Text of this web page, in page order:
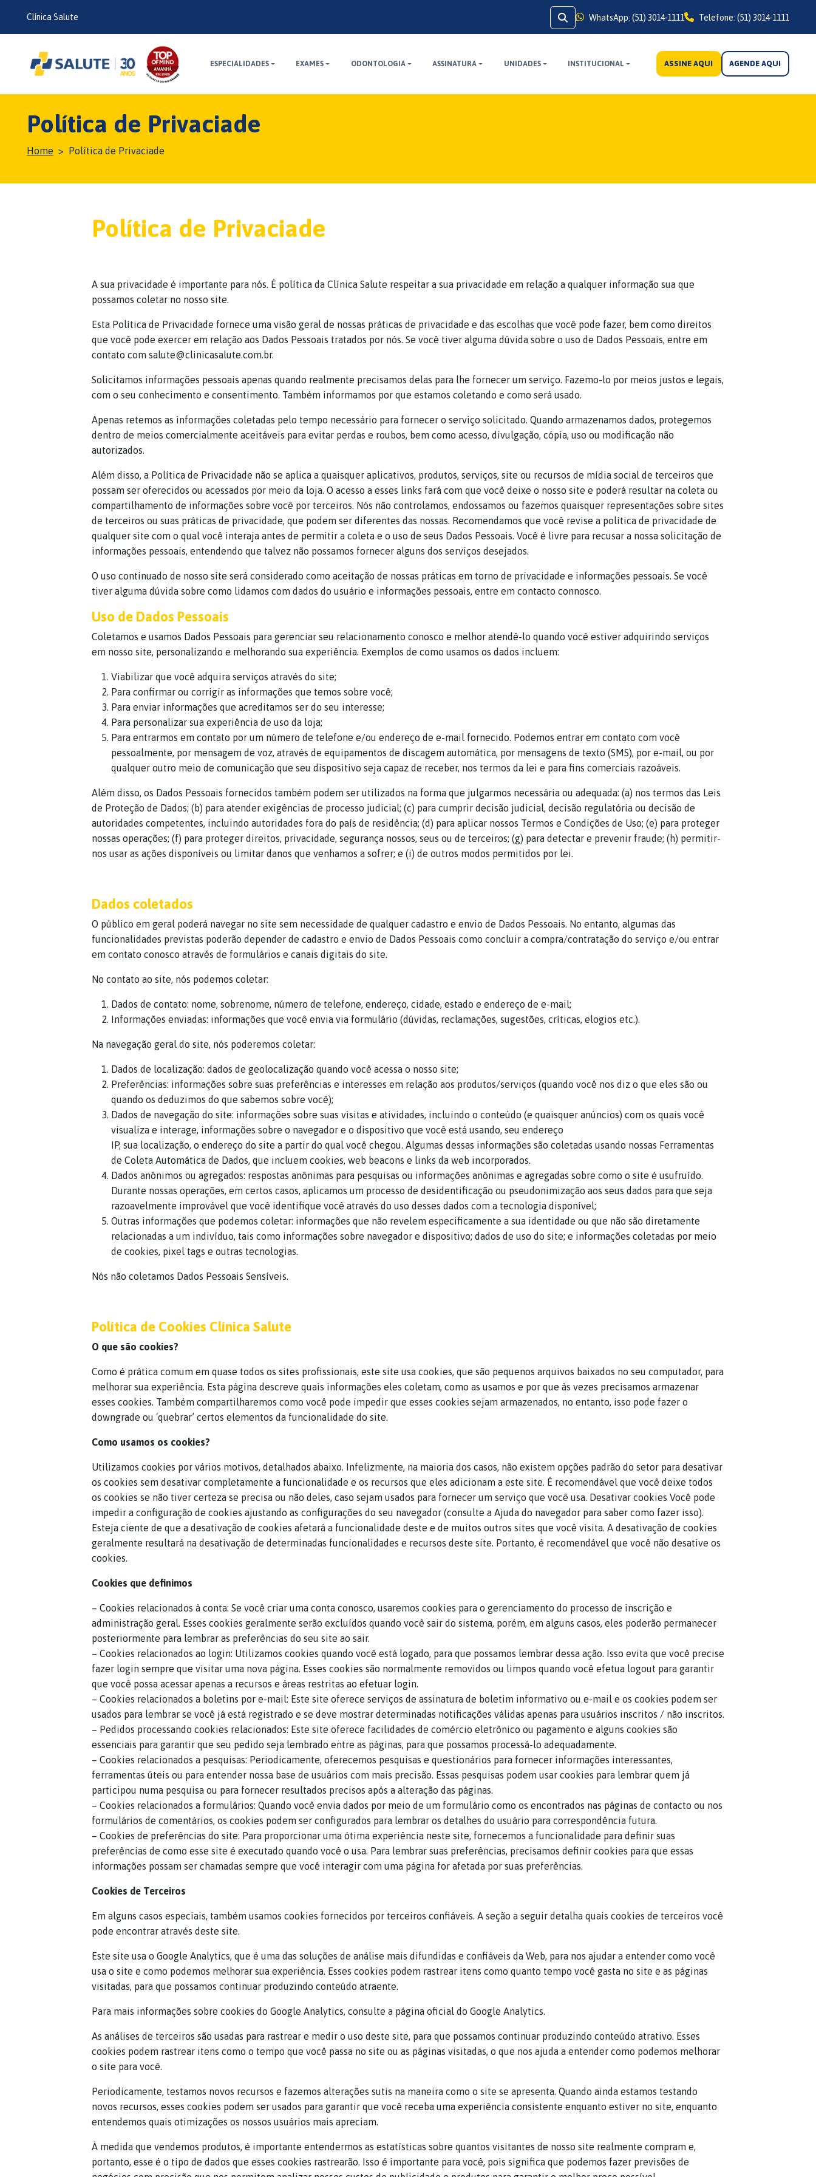
Clínica Salute WhatsApp: (51) 3014-1111 Telefone: (51) 3014-1111
ESPECIALIDADES EXAMES ODONTOLOGIA ASSINATURA UNIDADES INSTITUCIONAL ASSINE AQUI AGENDE AQUI
Política de Privaciade
Home Política de Privaciade
Política de Privaciade
A sua privacidade é importante para nós. É política da Clínica Salute respeitar a sua privacidade em relação a qualquer informação sua que
possamos coletar no nosso site.
Esta Política de Privacidade fornece uma visão geral de nossas práticas de privacidade e das escolhas que você pode fazer, bem como direitos
que você pode exercer em relação aos Dados Pessoais tratados por nós. Se você tiver alguma dúvida sobre o uso de Dados Pessoais, entre em
contato com salute@clinicasalute.com.br.
Solicitamos informações pessoais apenas quando realmente precisamos delas para lhe fornecer um serviço. Fazemo-lo por meios justos e legais,
com o seu conhecimento e consentimento. Também informamos por que estamos coletando e como será usado.
Apenas retemos as informações coletadas pelo tempo necessário para fornecer o serviço solicitado. Quando armazenamos dados, protegemos
dentro de meios comercialmente aceitáveis para evitar perdas e roubos, bem como acesso, divulgação, cópia, uso ou modificação não
autorizados.
Além disso, a Política de Privacidade não se aplica a quaisquer aplicativos, produtos, serviços, site ou recursos de mídia social de terceiros que
possam ser oferecidos ou acessados por meio da loja. O acesso a esses links fará com que você deixe o nosso site e poderá resultar na coleta ou
compartilhamento de informações sobre você por terceiros. Nós não controlamos, endossamos ou fazemos quaisquer representações sobre sites
de terceiros ou suas práticas de privacidade, que podem ser diferentes das nossas. Recomendamos que você revise a política de privacidade de
qualquer site com o qual você interaja antes de permitir a coleta e o uso de seus Dados Pessoais. Você é livre para recusar a nossa solicitação de
informações pessoais, entendendo que talvez não possamos fornecer alguns dos serviços desejados.
O uso continuado de nosso site será considerado como aceitação de nossas práticas em torno de privacidade e informações pessoais. Se você
tiver alguma dúvida sobre como lidamos com dados do usuário e informações pessoais, entre em contacto connosco.
Uso de Dados Pessoais
Coletamos e usamos Dados Pessoais para gerenciar seu relacionamento conosco e melhor atendê-lo quando você estiver adquirindo serviços
em nosso site, personalizando e melhorando sua experiência. Exemplos de como usamos os dados incluem:
Viabilizar que você adquira serviços através do site;
Para confirmar ou corrigir as informações que temos sobre você;
Para enviar informações que acreditamos ser do seu interesse;
Para personalizar sua experiência de uso da loja;
Para entrarmos em contato por um número de telefone e/ou endereço de e-mail fornecido. Podemos entrar em contato com você
pessoalmente, por mensagem de voz, através de equipamentos de discagem automática, por mensagens de texto (SMS), por e-mail, ou por
qualquer outro meio de comunicação que seu dispositivo seja capaz de receber, nos termos da lei e para fins comerciais razoáveis.
Além disso, os Dados Pessoais fornecidos também podem ser utilizados na forma que julgarmos necessária ou adequada: (a) nos termos das Leis
de Proteção de Dados; (b) para atender exigências de processo judicial; (c) para cumprir decisão judicial, decisão regulatória ou decisão de
autoridades competentes, incluindo autoridades fora do país de residência; (d) para aplicar nossos Termos e Condições de Uso; (e) para proteger
nossas operações; (f) para proteger direitos, privacidade, segurança nossos, seus ou de terceiros; (g) para detectar e prevenir fraude; (h) permitir-
nos usar as ações disponíveis ou limitar danos que venhamos a sofrer; e (i) de outros modos permitidos por lei.
Dados coletados
O público em geral poderá navegar no site sem necessidade de qualquer cadastro e envio de Dados Pessoais. No entanto, algumas das
funcionalidades previstas poderão depender de cadastro e envio de Dados Pessoais como concluir a compra/contratação do serviço e/ou entrar
em contato conosco através de formulários e canais digitais do site.
No contato ao site, nós podemos coletar:
Dados de contato: nome, sobrenome, número de telefone, endereço, cidade, estado e endereço de e-mail;
Informações enviadas: informações que você envia via formulário (dúvidas, reclamações, sugestões, críticas, elogios etc.).
Na navegação geral do site, nós poderemos coletar:
Dados de localização: dados de geolocalização quando você acessa o nosso site;
Preferências: informações sobre suas preferências e interesses em relação aos produtos/serviços (quando você nos diz o que eles são ou
quando os deduzimos do que sabemos sobre você);
Dados de navegação do site: informações sobre suas visitas e atividades, incluindo o conteúdo (e quaisquer anúncios) com os quais você
visualiza e interage, informações sobre o navegador e o dispositivo que você está usando, seu endereço
IP, sua localização, o endereço do site a partir do qual você chegou. Algumas dessas informações são coletadas usando nossas Ferramentas
de Coleta Automática de Dados, que incluem cookies, web beacons e links da web incorporados.
Dados anônimos ou agregados: respostas anônimas para pesquisas ou informações anônimas e agregadas sobre como o site é usufruído.
Durante nossas operações, em certos casos, aplicamos um processo de desidentificação ou pseudonimização aos seus dados para que seja
razoavelmente improvável que você identifique você através do uso desses dados com a tecnologia disponível;
Outras informações que podemos coletar: informações que não revelem especificamente a sua identidade ou que não são diretamente
relacionadas a um indivíduo, tais como informações sobre navegador e dispositivo; dados de uso do site; e informações coletadas por meio
de cookies, pixel tags e outras tecnologias.
Nós não coletamos Dados Pessoais Sensíveis.
Política de Cookies Clínica Salute
O que são cookies?
Como é prática comum em quase todos os sites profissionais, este site usa cookies, que são pequenos arquivos baixados no seu computador, para
melhorar sua experiência. Esta página descreve quais informações eles coletam, como as usamos e por que às vezes precisamos armazenar
esses cookies. Também compartilharemos como você pode impedir que esses cookies sejam armazenados, no entanto, isso pode fazer o
downgrade ou ‘quebrar’ certos elementos da funcionalidade do site.
Como usamos os cookies?
Utilizamos cookies por vários motivos, detalhados abaixo. Infelizmente, na maioria dos casos, não existem opções padrão do setor para desativar
os cookies sem desativar completamente a funcionalidade e os recursos que eles adicionam a este site. É recomendável que você deixe todos
os cookies se não tiver certeza se precisa ou não deles, caso sejam usados para fornecer um serviço que você usa. Desativar cookies Você pode
impedir a configuração de cookies ajustando as configurações do seu navegador (consulte a Ajuda do navegador para saber como fazer isso).
Esteja ciente de que a desativação de cookies afetará a funcionalidade deste e de muitos outros sites que você visita. A desativação de cookies
geralmente resultará na desativação de determinadas funcionalidades e recursos deste site. Portanto, é recomendável que você não desative os
cookies.
Cookies que definimos
– Cookies relacionados à conta: Se você criar uma conta conosco, usaremos cookies para o gerenciamento do processo de inscrição e
administração geral. Esses cookies geralmente serão excluídos quando você sair do sistema, porém, em alguns casos, eles poderão permanecer
posteriormente para lembrar as preferências do seu site ao sair.
– Cookies relacionados ao login: Utilizamos cookies quando você está logado, para que possamos lembrar dessa ação. Isso evita que você precise
fazer login sempre que visitar uma nova página. Esses cookies são normalmente removidos ou limpos quando você efetua logout para garantir
que você possa acessar apenas a recursos e áreas restritas ao efetuar login.
– Cookies relacionados a boletins por e-mail: Este site oferece serviços de assinatura de boletim informativo ou e-mail e os cookies podem ser
usados para lembrar se você já está registrado e se deve mostrar determinadas notificações válidas apenas para usuários inscritos / não inscritos.
– Pedidos processando cookies relacionados: Este site oferece facilidades de comércio eletrônico ou pagamento e alguns cookies são
essenciais para garantir que seu pedido seja lembrado entre as páginas, para que possamos processá-lo adequadamente.
– Cookies relacionados a pesquisas: Periodicamente, oferecemos pesquisas e questionários para fornecer informações interessantes,
ferramentas úteis ou para entender nossa base de usuários com mais precisão. Essas pesquisas podem usar cookies para lembrar quem já
participou numa pesquisa ou para fornecer resultados precisos após a alteração das páginas.
– Cookies relacionados a formulários: Quando você envia dados por meio de um formulário como os encontrados nas páginas de contacto ou nos
formulários de comentários, os cookies podem ser configurados para lembrar os detalhes do usuário para correspondência futura.
– Cookies de preferências do site: Para proporcionar uma ótima experiência neste site, fornecemos a funcionalidade para definir suas
preferências de como esse site é executado quando você o usa. Para lembrar suas preferências, precisamos definir cookies para que essas
informações possam ser chamadas sempre que você interagir com uma página for afetada por suas preferências.
Cookies de Terceiros
Em alguns casos especiais, também usamos cookies fornecidos por terceiros confiáveis. A seção a seguir detalha quais cookies de terceiros você
pode encontrar através deste site.
Este site usa o Google Analytics, que é uma das soluções de análise mais difundidas e confiáveis da Web, para nos ajudar a entender como você
usa o site e como podemos melhorar sua experiência. Esses cookies podem rastrear itens como quanto tempo você gasta no site e as páginas
visitadas, para que possamos continuar produzindo conteúdo atraente.
Para mais informações sobre cookies do Google Analytics, consulte a página oficial do Google Analytics.
As análises de terceiros são usadas para rastrear e medir o uso deste site, para que possamos continuar produzindo conteúdo atrativo. Esses
cookies podem rastrear itens como o tempo que você passa no site ou as páginas visitadas, o que nos ajuda a entender como podemos melhorar
o site para você.
Periodicamente, testamos novos recursos e fazemos alterações sutis na maneira como o site se apresenta. Quando ainda estamos testando
novos recursos, esses cookies podem ser usados para garantir que você receba uma experiência consistente enquanto estiver no site, enquanto
entendemos quais otimizações os nossos usuários mais apreciam.
À medida que vendemos produtos, é importante entendermos as estatísticas sobre quantos visitantes de nosso site realmente compram e,
portanto, esse é o tipo de dados que esses cookies rastrearão. Isso é importante para você, pois significa que podemos fazer previsões de